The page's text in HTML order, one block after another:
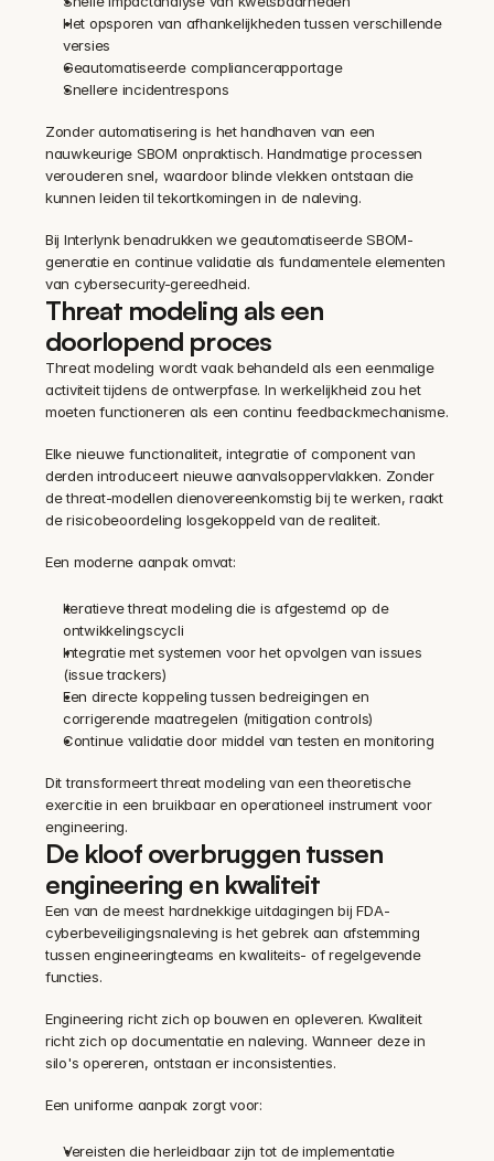
Het opsporen van afhankelijkheden tussen verschillende
versies
Geautomatiseerde compliancerapportage
Snellere incidentrespons
Zonder automatisering is het handhaven van een
nauwkeurige SBOM onpraktisch. Handmatige processen
verouderen snel, waardoor blinde vlekken ontstaan die
kunnen leiden til tekortkomingen in de naleving.
Bij Interlynk benadrukken we geautomatiseerde SBOM-
generatie en continue validatie als fundamentele elementen
van cybersecurity-gereedheid.
Threat modeling als een
doorlopend proces
Threat modeling wordt vaak behandeld als een eenmalige
activiteit tijdens de ontwerpfase. In werkelijkheid zou het
moeten functioneren als een continu feedbackmechanisme.
Elke nieuwe functionaliteit, integratie of component van
derden introduceert nieuwe aanvalsoppervlakken. Zonder
de threat-modellen dienovereenkomstig bij te werken, raakt
de risicobeoordeling losgekoppeld van de realiteit.
Een moderne aanpak omvat:
Iteratieve threat modeling die is afgestemd op de
ontwikkelingscycli
Integratie met systemen voor het opvolgen van issues
(issue trackers)
Een directe koppeling tussen bedreigingen en
corrigerende maatregelen (mitigation controls)
Continue validatie door middel van testen en monitoring
Dit transformeert threat modeling van een theoretische
exercitie in een bruikbaar en operationeel instrument voor
engineering.
De kloof overbruggen tussen
engineering en kwaliteit
Een van de meest hardnekkige uitdagingen bij FDA-
cyberbeveiligingsnaleving is het gebrek aan afstemming
tussen engineeringteams en kwaliteits- of regelgevende
functies.
Engineering richt zich op bouwen en opleveren. Kwaliteit
richt zich op documentatie en naleving. Wanneer deze in
silo's opereren, ontstaan er inconsistenties.
Een uniforme aanpak zorgt voor:
Vereisten die herleidbaar zijn tot de implementatie